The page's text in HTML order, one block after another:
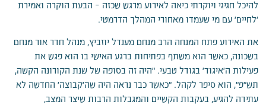
להיכל חגיגי ויוקרתי כיאה לאירוע מרגש שכזה – הבעת הוקרה ואמירת
'לחיים' עם מי שעמדו מאחורי המהלך הדרמטי.
את האירוע פתח המנחה הרב מנחם מענדל יוזביץ, מנהל חדר אור מנחם
בשכונה, כאשר הוא משתף בפתיחות ברגע האישי בו הוא פגש את
פעילות ה'איגוד' בגודל טבעי. "היה זה בסופה של שנת הקורונה הקשה,
תש"פ", הוא סיפר לקהל. "כאשר כבר נראה היה שה'קבוצה' החדשה לא
עתידה להגיע, בעקבות הקשיים והמגבלות הרבות שיצר המצב,